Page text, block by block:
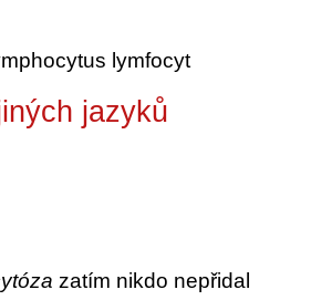
lymfocyt
jazyků
zatím nikdo nepřidal